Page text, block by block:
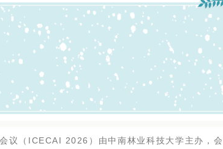
议（ICECAI 2026）由中南林业科技大学主办，